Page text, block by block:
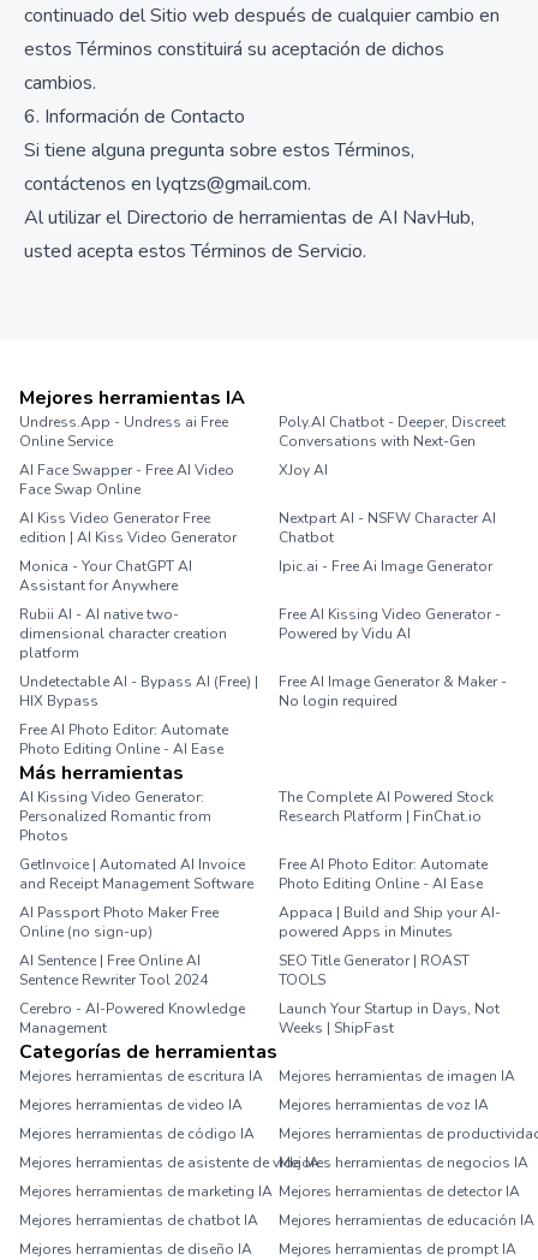
continuado del Sitio web después de cualquier cambio en
estos Términos constituirá su aceptación de dichos
cambios.
6. Información de Contacto
Si tiene alguna pregunta sobre estos Términos,
contáctenos en lyqtzs@gmail.com.
Al utilizar el Directorio de herramientas de AI NavHub,
usted acepta estos Términos de Servicio.
Mejores herramientas IA
Undress.App - Undress ai Free
Online Service
Poly.AI Chatbot - Deeper, Discreet
Conversations with Next-Gen
AI Face Swapper - Free AI Video
Face Swap Online
XJoy AI
AI Kiss Video Generator Free
edition | AI Kiss Video Generator
Nextpart AI - NSFW Character AI
Chatbot
Monica - Your ChatGPT AI
Assistant for Anywhere
Ipic.ai - Free Ai Image Generator
Rubii AI - AI native two-
dimensional character creation
platform
Free AI Kissing Video Generator -
Powered by Vidu AI
Undetectable AI - Bypass AI (Free) |
HIX Bypass
Free AI Image Generator & Maker -
No login required
Free AI Photo Editor: Automate
Photo Editing Online - AI Ease
Más herramientas
AI Kissing Video Generator:
Personalized Romantic from
Photos
The Complete AI Powered Stock
Research Platform | FinChat.io
GetInvoice | Automated AI Invoice
and Receipt Management Software
Free AI Photo Editor: Automate
Photo Editing Online - AI Ease
AI Passport Photo Maker Free
Online (no sign-up)
Appaca | Build and Ship your AI-
powered Apps in Minutes
AI Sentence | Free Online AI
Sentence Rewriter Tool 2024
SEO Title Generator | ROAST
TOOLS
Cerebro - AI-Powered Knowledge
Management
Launch Your Startup in Days, Not
Weeks | ShipFast
Categorías de herramientas
Mejores herramientas de escritura IA
Mejores herramientas de imagen IA
Mejores herramientas de video IA
Mejores herramientas de voz IA
Mejores herramientas de código IA
Mejores herramientas de
Mejores herramientas de asistente de vida IAMejores herramientas de negocios IA
Mejores herramientas de marketing IA Mejores herramientas de detector IA
Mejores herramientas de chatbot IA
Mejores herramientas de educación IA
Mejores herramientas de diseño IA
Mejores herramientas de prompt IA